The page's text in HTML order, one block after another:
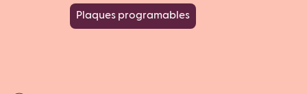
Plaques programables